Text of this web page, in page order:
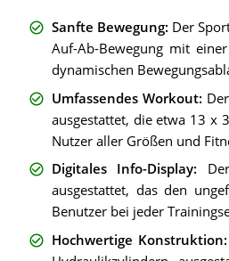
Sanfte Bewegung: Der
Auf-Ab-Bewegung mit
dynamischen
Umfassendes Workout:
ausgestattet, die etwa 13 x
Nutzer aller Größen und
Digitales Info-Display:
ausgestattet, das den
Benutzer bei jeder
Hochwertige Konstruktion: